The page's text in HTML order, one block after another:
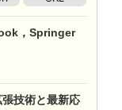
，Springer
技術と最新応